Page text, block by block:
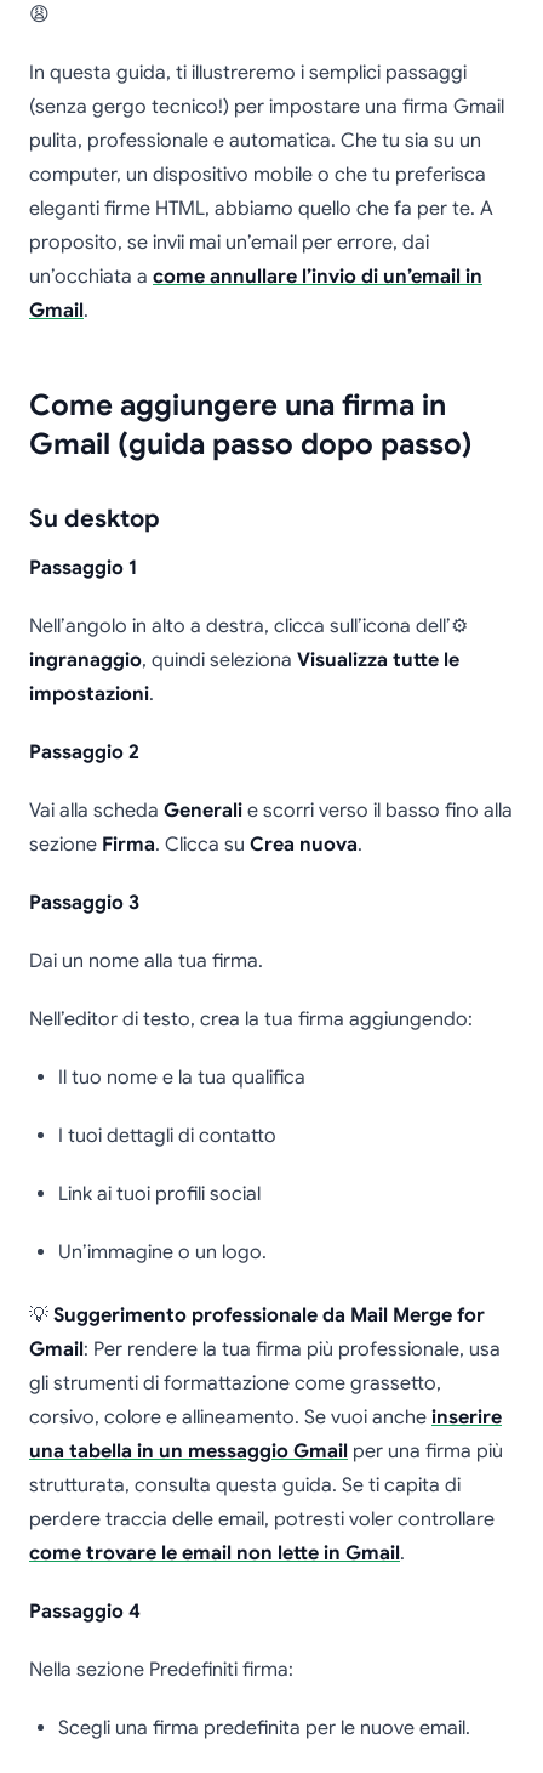
minuto
😩
In questa guida, ti illustreremo i semplici passaggi
(senza gergo tecnico!) per impostare una firma Gmail
pulita, professionale e automatica. Che tu sia su un
computer, un dispositivo mobile o che tu preferisca
eleganti firme HTML, abbiamo quello che fa per te. A
proposito, se invii mai un’email per errore, dai
un’occhiata a come annullare l’invio di un’email in
Gmail.
Come aggiungere una firma in
Gmail (guida passo dopo passo)
Su desktop
Passaggio 1
Nell’angolo in alto a destra, clicca sull’icona dell’⚙️
ingranaggio, quindi seleziona Visualizza tutte le
impostazioni.
Passaggio 2
Vai alla scheda Generali e scorri verso il basso fino alla
sezione Firma. Clicca su Crea nuova.
Passaggio 3
Dai un nome alla tua firma.
Nell’editor di testo, crea la tua firma aggiungendo:
Il tuo nome e la tua qualifica
I tuoi dettagli di contatto
Link ai tuoi profili social
Un’immagine o un logo.
💡 Suggerimento professionale da Mail Merge for
Gmail: Per rendere la tua firma più professionale, usa
gli strumenti di formattazione come grassetto,
corsivo, colore e allineamento. Se vuoi anche inserire
una tabella in un messaggio Gmail per una firma più
strutturata, consulta questa guida. Se ti capita di
perdere traccia delle email, potresti voler controllare
come trovare le email non lette in Gmail.
Passaggio 4
Nella sezione Predefiniti firma:
Scegli una firma predefinita per le nuove email.